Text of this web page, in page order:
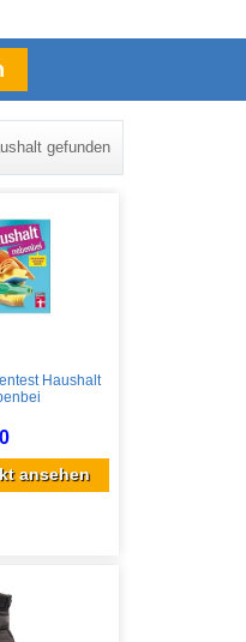
gefunden
Haushalt
ansehen